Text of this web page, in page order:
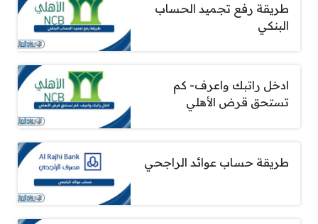
طريقة رفع تجميد الحساب
البنكي
ادخل راتبك واعرف- كم
تستحق قرض الأهلي
طريقة حساب عوائد الراجحي